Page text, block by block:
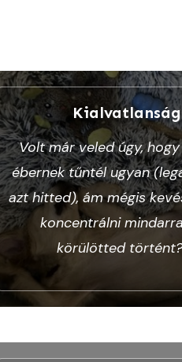
Kialvatlanság
Volt már veled úgy,
ébernek tűntél ugyan
azt hitted), ám mégis
koncentrálni
körülötted